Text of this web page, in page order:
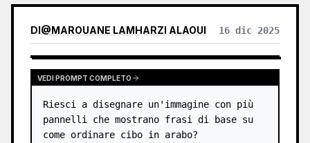
DI@MAROUANE LAMHARZI ALAOUI 16 dic 2025
VEDI PROMPT COMPLETO
Riesci a disegnare un'immagine con più
pannelli che mostrano frasi di base su
come ordinare cibo in arabo?